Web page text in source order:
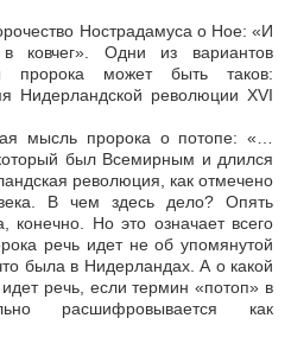
Нострадамуса о Ное: «И
ковчег». Одни из вариантов
пророка может быть таков:
Нидерландской революции XVI
мысль пророка о потопе: «…
был Всемирным и длился
революция, как отмечено
В чем здесь дело? Опять
конечно. Но это означает всего
речь идет не об упомянутой
была в Нидерландах. А о какой
речь, если термин «потоп» в
расшифровывается как